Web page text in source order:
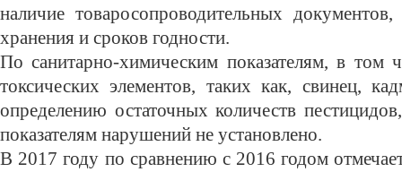
наличие товаросопроводительных
хранения и сроков годности.
По санитарно-химическим показателям, в том
токсических элементов, таких как, свинец,
определению остаточных количеств
показателям нарушений не установлено.
В 2017 году по сравнению с 2016 годом